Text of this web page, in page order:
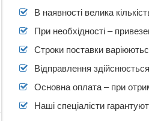
В наявності велика
При необхідності –
Строки поставки
Відправлення
Основна оплата – при
Наші спеціалісти